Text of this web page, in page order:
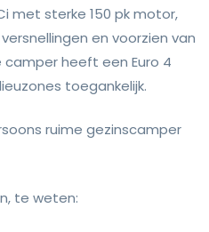
met sterke 150 pk motor,
en voorzien van
camper heeft een Euro 4
toegankelijk.
ruime gezinscamper
te weten: